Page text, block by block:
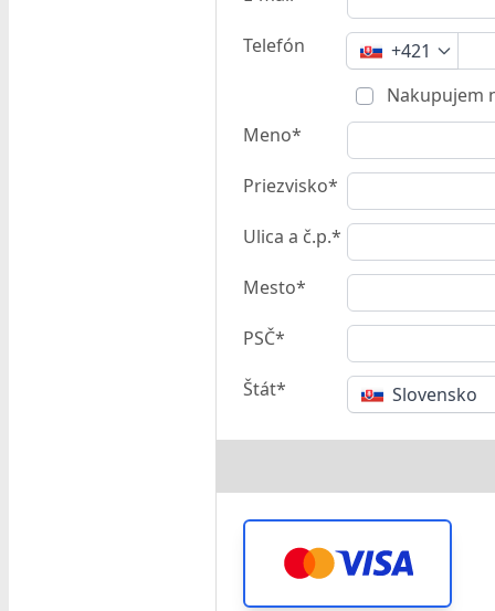
Telefón
+421
Nakupujem
Meno*
Priezvisko*
Ulica a č.p.*
Mesto*
PSČ*
Štát* Slovensko